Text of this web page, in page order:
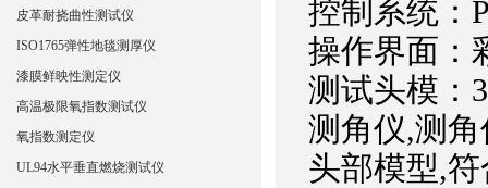
控制系统：
操作界面：
测试头模：
测角仪,测
头部模型,
皮革耐挠曲性测试仪
ISO1765弹性地毯测厚仪
漆膜鲜映性测定仪
高温极限氧指数测试仪
氧指数测定仪
UL94水平垂直燃烧测试仪